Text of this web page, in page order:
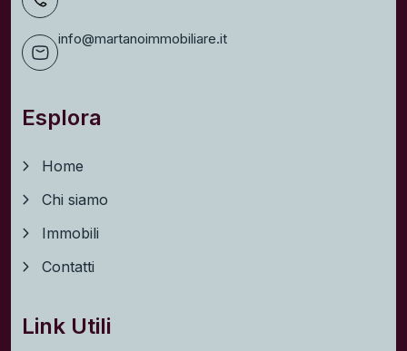
info@martanoimmobiliare.it
Esplora
Home
Chi siamo
Immobili
Contatti
Link Utili